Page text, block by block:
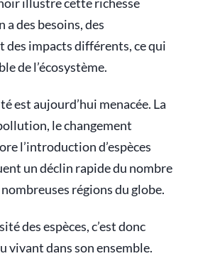
a des besoins, des
des impacts différents, ce qui
de l’écosystème.
est aujourd’hui menacée. La
le changement
l’introduction d’espèces
un déclin rapide du nombre
nombreuses régions du globe.
des espèces, c’est donc
vivant dans son ensemble.